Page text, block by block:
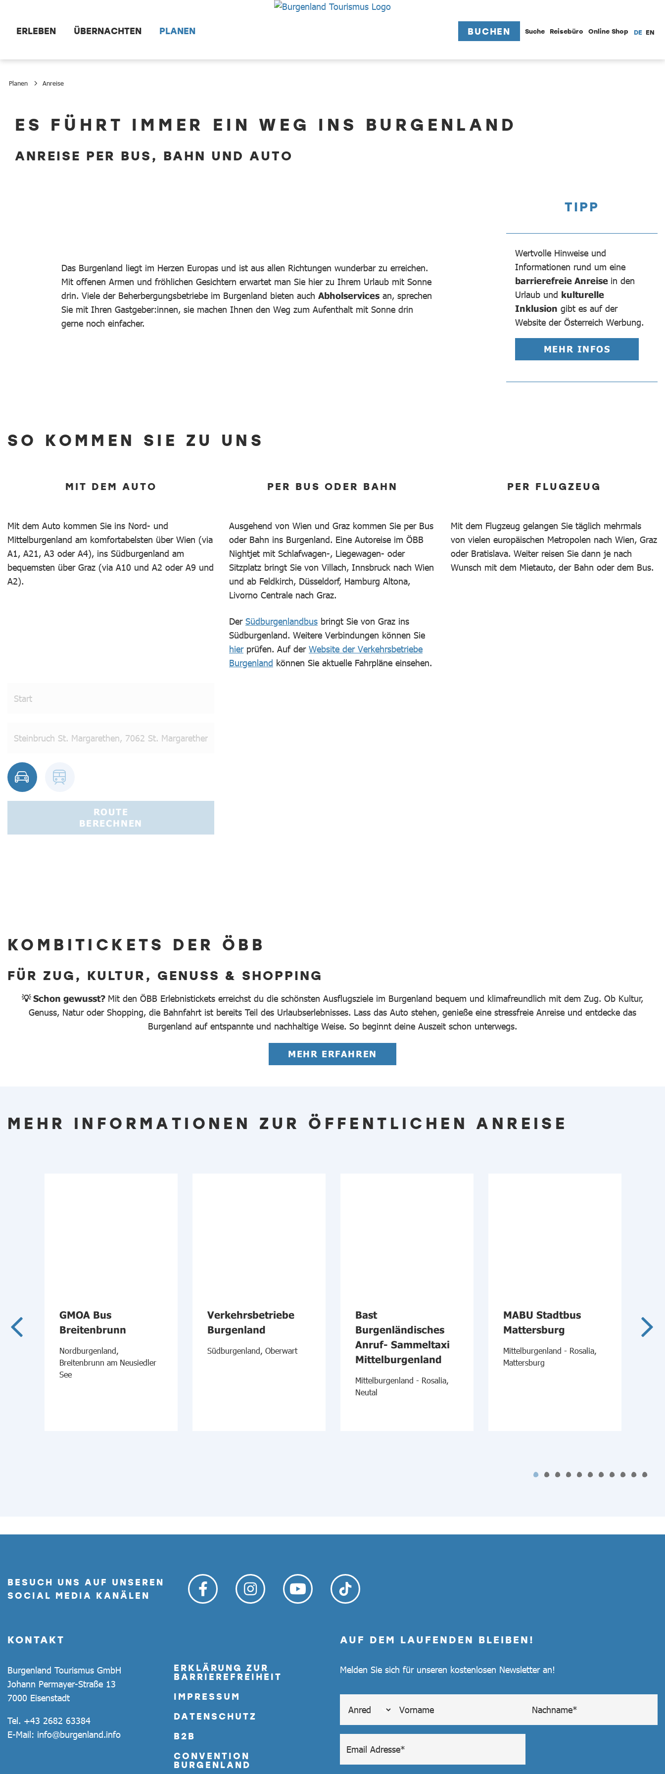
ERLEBEN ÜBERNACHTEN PLANEN BUCHEN Suche Reisebüro Online Shop DE EN
Planen Anreise
AnreiseES FÜHRT IMMER EIN WEG INS BURGENLAND
ANREISE PER BUS, BAHN UND AUTO
Das Burgenland liegt im Herzen Europas und ist aus allen Richtungen wunderbar zu erreichen.
Mit offenen Armen und fröhlichen Gesichtern erwartet man Sie hier zu Ihrem Urlaub mit Sonne
drin. Viele der Beherbergungsbetriebe im Burgenland bieten auch Abholservices an, sprechen
Sie mit Ihren Gastgeber:innen, sie machen Ihnen den Weg zum Aufenthalt mit Sonne drin
gerne noch einfacher.
TIPP
Wertvolle Hinweise und
Informationen rund um eine
barrierefreie Anreise in den
Urlaub und kulturelle
Inklusion gibt es auf der
Website der Österreich Werbung.
MEHR INFOS
SO KOMMEN SIE ZU UNS
MIT DEM AUTO
Mit dem Auto kommen Sie ins Nord- und
Mittelburgenland am komfortabelsten über Wien (via
A1, A21, A3 oder A4), ins Südburgenland am
bequemsten über Graz (via A10 und A2 oder A9 und
A2).
PER BUS ODER BAHN
Ausgehend von Wien und Graz kommen Sie per Bus
oder Bahn ins Burgenland. Eine Autoreise im ÖBB
Nightjet mit Schlafwagen-, Liegewagen- oder
Sitzplatz bringt Sie von Villach, Innsbruck nach Wien
und ab Feldkirch, Düsseldorf, Hamburg Altona,
Livorno Centrale nach Graz.
Der Südburgenlandbus bringt Sie von Graz ins
Südburgenland. Weitere Verbindungen können Sie
hierprüfen. Auf der Website der Verkehrsbetriebe
Burgenland können Sie aktuelle Fahrpläne einsehen.
PER FLUGZEUG
Mit dem Flugzeug gelangen Sie täglich mehrmals
von vielen europäischen Metropolen nach Wien, Graz
oder Bratislava. Weiter reisen Sie dann je nach
Wunsch mit dem Mietauto, der Bahn oder dem Bus.
ROUTE
BERECHNEN
KOMBITICKETS DER ÖBB
FÜR ZUG, KULTUR, GENUSS & SHOPPING
💡 Schon gewusst? Mit den ÖBB Erlebnistickets erreichst du die schönsten Ausflugsziele im Burgenland bequem und klimafreundlich mit dem Zug. Ob Kultur,
Genuss, Natur oder Shopping, die Bahnfahrt ist bereits Teil des Urlaubserlebnisses. Lass das Auto stehen, genieße eine stressfreie Anreise und entdecke das
Burgenland auf entspannte und nachhaltige Weise. So beginnt deine Auszeit schon unterwegs.
MEHR ERFAHREN
MEHR INFORMATIONEN ZUR ÖFFENTLICHEN ANREISE
GMOA Bus
Breitenbrunn
Nordburgenland,
Breitenbrunn am Neusiedler
See
Verkehrsbetriebe
Burgenland
Südburgenland, Oberwart
Bast
Burgenländisches
Anruf- Sammeltaxi
Mittelburgenland
Mittelburgenland - Rosalia,
Neutal
MABU Stadtbus
Mattersburg
Mittelburgenland - Rosalia,
Mattersburg
BESUCH UNS AUF UNSEREN
SOCIAL MEDIA KANÄLEN
KONTAKT
Burgenland Tourismus GmbH
Johann Permayer-Straße 13
7000 Eisenstadt
Tel. +43 2682 63384
E-Mail: info@burgenland.info
ERKLÄRUNG ZUR
BARRIEREFREIHEIT
IMPRESSUM
DATENSCHUTZ
B2B
CONVENTION
BURGENLAND
AUF DEM LAUFENDEN BLEIBEN!
Melden Sie sich für unseren kostenlosen Newsletter an!